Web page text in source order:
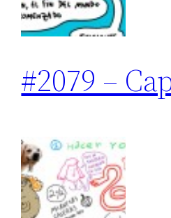
#2079 –